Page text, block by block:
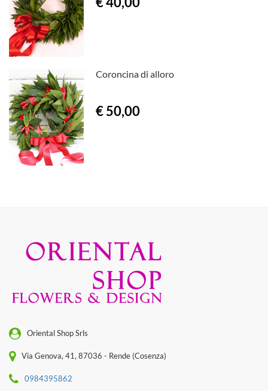
Coroncina di alloro
€ 50,00
Oriental Shop Srls
Via Genova, 41, 87036 - Rende (Cosenza)
0984395862